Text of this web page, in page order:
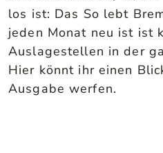
los ist: Das So lebt
jeden Monat neu ist ist
Auslagestellen in der
Hier könnt ihr einen
Ausgabe werfen.